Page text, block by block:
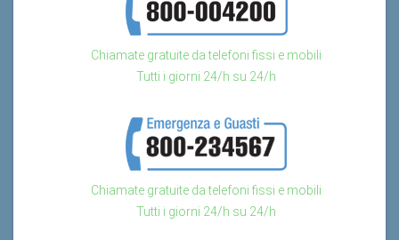
Chiamate gratuite da telefoni fissi e mobili
Tutti i giorni 24/h su 24/h
Chiamate gratuite da telefoni fissi e mobili
Tutti i giorni 24/h su 24/h